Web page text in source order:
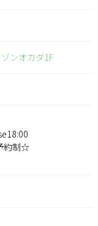
ンオカダ1F
約制☆